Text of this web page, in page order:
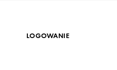
LOGOWANIE